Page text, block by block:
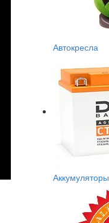
Автокресла
Аккумуляторы